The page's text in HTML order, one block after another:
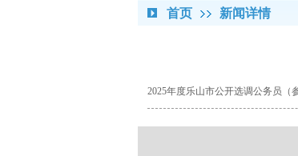
首页 新闻详情
2025年度乐山市公开选调公务员（